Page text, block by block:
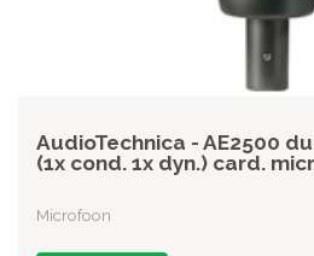
AudioTechnica - AE2500
(1x cond. 1x dyn.) card.
Microfoon